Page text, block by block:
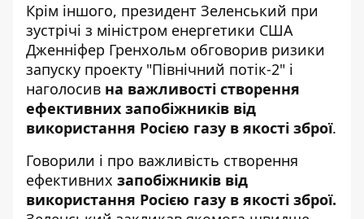
Крім іншого, президент Зеленський при
зустрічі з міністром енергетики США
Дженніфер Гренхольм обговорив ризики
запуску проекту "Північний потік-2" і
наголосив на важливості створення
ефективних запобіжників від
використання Росією газу в якості зброї.
Говорили і про важливість створення
ефективних запобіжників від
використання Росією газу в якості зброї.